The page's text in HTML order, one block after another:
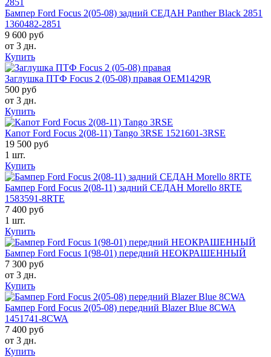
Бампер Ford Focus 2(05-08) задний СЕДАН Panther Black 2851
1360482-2851
9 600 руб
от 3 дн.
Купить
Заглушка ПТФ Focus 2 (05-08) правая OEM1429R
500 руб
от 3 дн.
Купить
Капот Ford Focus 2(08-11) Tango 3RSE 1521601-3RSE
19 500 руб
1 шт.
Купить
Бампер Ford Focus 2(08-11) задний СЕДАН Morello 8RTE
1583591-8RTE
7 400 руб
1 шт.
Купить
Бампер Ford Focus 1(98-01) передний НЕОКРАШЕННЫЙ
7 300 руб
от 3 дн.
Купить
Бампер Ford Focus 2(05-08) передний Blazer Blue 8CWA
1451741-8CWA
7 400 руб
от 3 дн.
Купить